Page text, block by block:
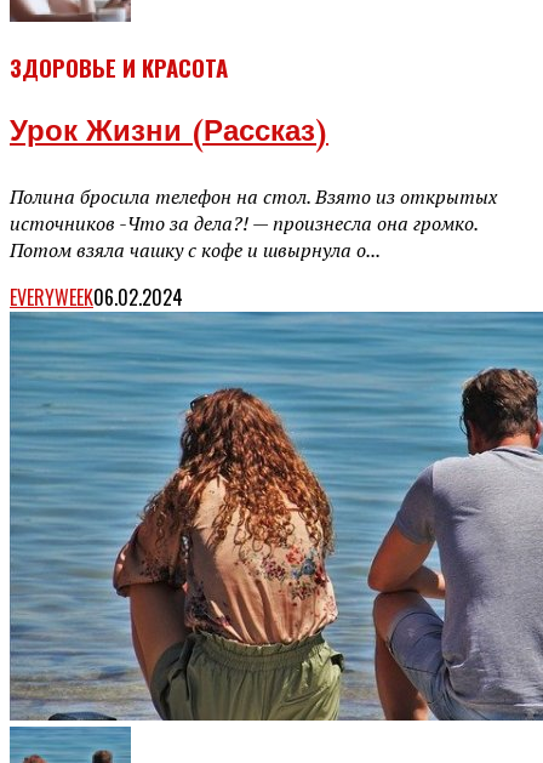
ЗДОРОВЬЕ И КРАСОТА
Урок Жизни (рассказ)
Полина бросила телефон на стол. Взято из открытых
источников -Что за дела?! — произнесла она громко.
Потом взяла чашку с кофе и швырнула о...
EVERYWEEK06.02.2024